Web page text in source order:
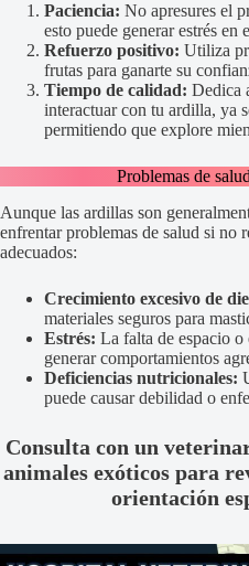
Paciencia: No apresures el
esto puede generar estrés en
Refuerzo positivo: Utiliza
frutas para ganarte su
Tiempo de calidad: Dedica
interactuar con tu ardilla, ya
permitiendo que explore
Problemas de
Aunque las ardillas son
enfrentar problemas de salud si no
adecuados:
Crecimiento excesivo de
materiales seguros para
Estrés: La falta de espacio
generar comportamientos
Deficiencias nutricionales:
puede causar debilidad o
Consulta con un
animales exóticos para
orientación